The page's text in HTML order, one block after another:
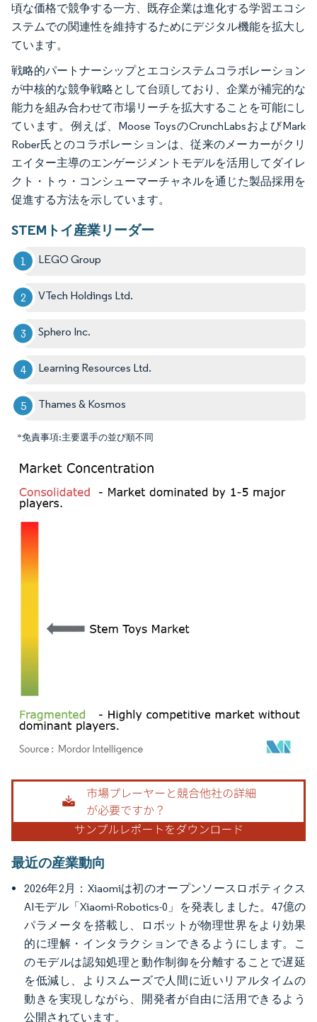
頃な価格で競争する一方、既存企業は進化する学習エコシ
ステムでの関連性を維持するためにデジタル機能を拡大し
ています。
戦略的パートナーシップとエコシステムコラボレーション
が中核的な競争戦略として台頭しており、企業が補完的な
能力を組み合わせて市場リーチを拡大することを可能にし
ています。例えば、Moose ToysのCrunchLabsおよびMark
Rober氏とのコラボレーションは、従来のメーカーがクリ
エイター主導のエンゲージメントモデルを活用してダイレ
クト・トゥ・コンシューマーチャネルを通じた製品採用を
促進する方法を示しています。
STEMトイ産業リーダー
LEGO Group
VTech Holdings Ltd.
Sphero Inc.
Learning Resources Ltd.
Thames & Kosmos
*免責事項:主要選手の並び順不同
画像 © Mordor Intelligence。再利用にはCC BY 4.0の表示が必要です。
最近の産業動向
2026年2月：Xiaomiは初のオープンソースロボティクス
AIモデル「Xiaomi-Robotics-0」を発表しました。47億の
パラメータを搭載し、ロボットが物理世界をより効果
的に理解・インタラクションできるようにします。こ
のモデルは認知処理と動作制御を分離することで遅延
を低減し、よりスムーズで人間に近いリアルタイムの
動きを実現しながら、開発者が自由に活用できるよう
公開されています。